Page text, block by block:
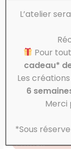
Coton
AJOUTER AU
PANIER
L’atelier
Pour
cadeau*
Les
6
Merci
*Sous